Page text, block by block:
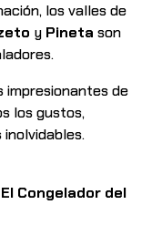
los valles de
y Pineta son
impresionantes de
los gustos,
Congelador del